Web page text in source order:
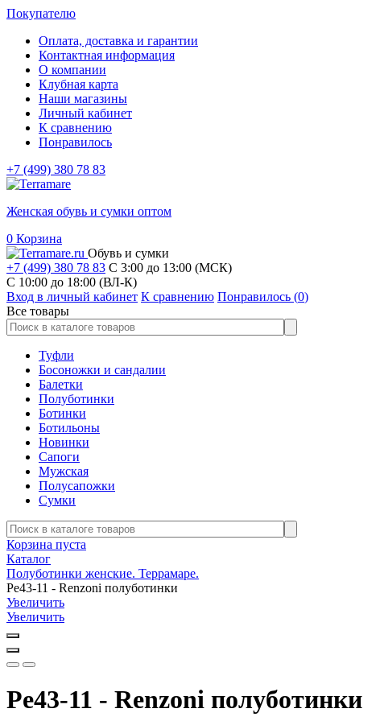
Покупателю
Оплата, доставка и гарантии
Контактная информация
О компании
Клубная карта
Наши магазины
Личный кабинет
К сравнению
Понравилось
+7 (499) 380 78 83
Женская обувь и сумки оптом
0 Корзина
Обувь и сумки
+7 (499) 380 78 83 С 3:00 до 13:00 (МСК)
C 10:00 до 18:00 (ВЛ-К)
Вход в личный кабинет К сравнению Понравилось (0)
Все товары
Туфли
Босоножки и сандалии
Балетки
Полуботинки
Ботинки
Ботильоны
Новинки
Сапоги
Мужская
Полусапожки
Сумки
Корзина пуста
Каталог
Полуботинки женские. Террамаре.
Ре43-11 - Renzoni полуботинки
Увеличить
Увеличить
Ре43-11 - Renzoni полуботинки